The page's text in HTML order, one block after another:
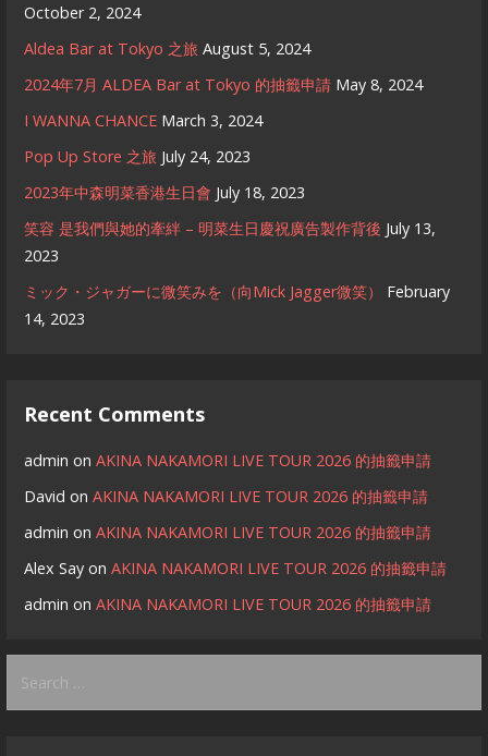
October 2, 2024
Aldea Bar at Tokyo 之旅 August 5, 2024
2024年7月 ALDEA Bar at Tokyo 的抽籤申請 May 8, 2024
I WANNA CHANCE March 3, 2024
Pop Up Store 之旅 July 24, 2023
2023年中森明菜香港生日會 July 18, 2023
笑容 是我們與她的牽絆 – 明菜生日慶祝廣告製作背後 July 13,
2023
ミック・ジャガーに微笑みを（向Mick Jagger微笑）
February
14, 2023
Recent Comments
admin onAKINA NAKAMORI LIVE TOUR 2026 的抽籤申請
David onAKINA NAKAMORI LIVE TOUR 2026 的抽籤申請
admin onAKINA NAKAMORI LIVE TOUR 2026 的抽籤申請
Alex Say onAKINA NAKAMORI LIVE TOUR 2026 的抽籤申請
admin onAKINA NAKAMORI LIVE TOUR 2026 的抽籤申請
for: